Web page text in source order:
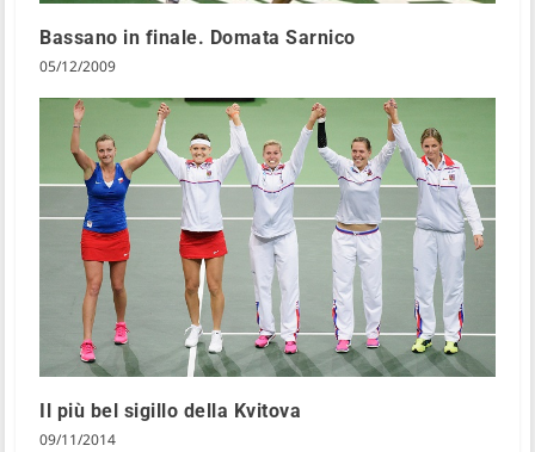
Bassano in finale. Domata Sarnico
05/12/2009
Il più bel sigillo della Kvitova
09/11/2014